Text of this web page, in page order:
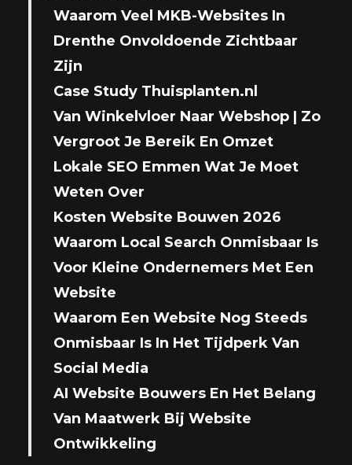
Waarom Veel MKB-Websites In
Drenthe Onvoldoende Zichtbaar
Zijn
Case Study Thuisplanten.nl
Van Winkelvloer Naar Webshop | Zo
Vergroot Je Bereik En Omzet
Lokale SEO Emmen Wat Je Moet
Weten Over
Kosten Website Bouwen 2026
Waarom Local Search Onmisbaar Is
Voor Kleine Ondernemers Met Een
Website
Waarom Een Website Nog Steeds
Onmisbaar Is In Het Tijdperk Van
Social Media
AI Website Bouwers En Het Belang
Van Maatwerk Bij Website
Ontwikkeling